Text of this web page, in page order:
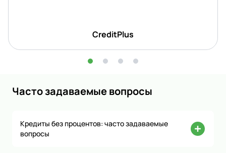
CreditPlus
Часто задаваемые вопросы
Кредиты без процентов: часто задаваемые
вопросы